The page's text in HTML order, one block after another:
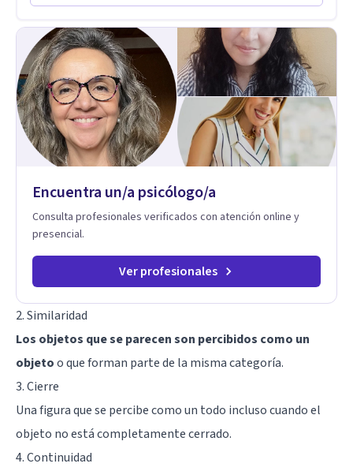
Codependencia, Celos, entre otros. Cuento con más de 12
trabajado en distintos contextos clínicos con niños,
Adolescentes y Adultos
Encuentra un/a psicólogo/a
Consulta profesionales verificados con atención online y
presencial.
Ver profesionales
2. Similaridad
Los objetos que se parecen son percibidos como un
objetoo que forman parte de la misma categoría.
3. Cierre
Una figura que se percibe como un todo incluso cuando el
objeto no está completamente cerrado.
4. Continuidad